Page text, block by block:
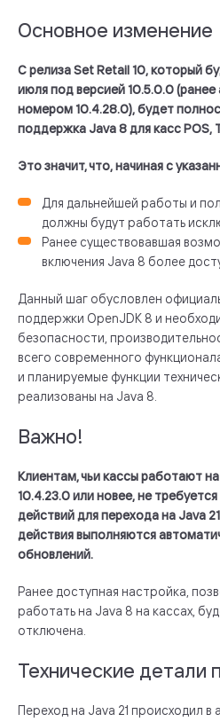
Основное изменение
С релиза Set Retail 10, который
июля под версией 10.5.0.0
номером 10.4.28.0), будет
поддержка Java 8 для касс POS,
Это значит, что, начиная с
Для дальнейшей работы и
должны будут работать
Ранее существовавшая
включения Java 8 более
Данный шаг обусловлен
поддержки OpenJDK 8 и
безопасности,
всего современного
и планируемые функции
реализованы на Java 8.
Важно!
Клиентам, чьи кассы работают на
10.4.23.0 или новее, не
действий для перехода на Java
действия выполняются
обновлений.
Ранее доступная настройка,
работать на Java 8 на кассах,
отключена.
Технические детали
Переход на Java 21 происходил